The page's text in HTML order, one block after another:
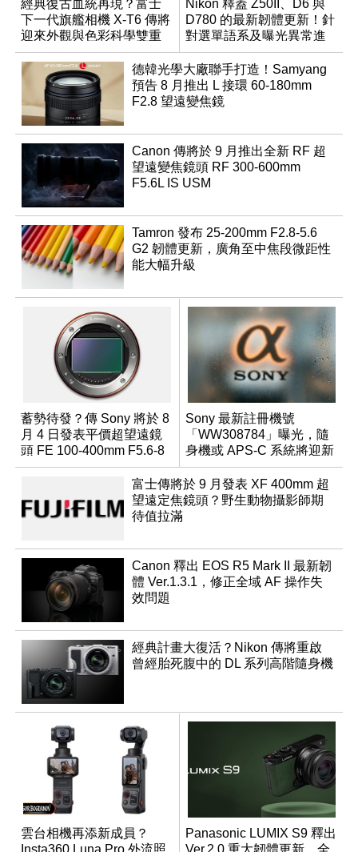
經典復古血統再現？富士
下一代旗艦相機 X-T6 傳將
迎來外觀與色彩科學雙重
優化
Nikon 釋蓋 Z50II、D6 與
D780 的最新韌體更新！針
對選單語系及曝光異常進
行修復
德韓光學大廠聯手打造！Samyang
預告 8 月推出 L 接環 60-180mm
F2.8 望遠變焦鏡
Canon 傳將於 9 月推出全新 RF 超
望遠變焦鏡頭 RF 300-600mm
F5.6L IS USM
Tamron 發布 25-200mm F2.8-5.6
G2 韌體更新，廣角至中焦段微距性
能大幅升級
蓄勢待發？傳 Sony 將於 8
月 4 日發表平價超望遠鏡
頭 FE 100-400mm F5.6-8
Sony 最新註冊機號
「WW308784」曝光，隨
身機或 APS-C 系統將迎新
成員？
富士傳將於 9 月發表 XF 400mm 超
望遠定焦鏡頭？野生動物攝影師期
待值拉滿
Canon 釋出 EOS R5 Mark II 最新韌
體 Ver.1.3.1，修正全域 AF 操作失
效問題
經典計畫大復活？Nikon 傳將重啟
曾經胎死腹中的 DL 系列高階隨身機
雲台相機再添新成員？
Insta360 Luna Pro 外流照
Panasonic LUMIX S9 釋出
Ver.2.0 重大韌體更新，全